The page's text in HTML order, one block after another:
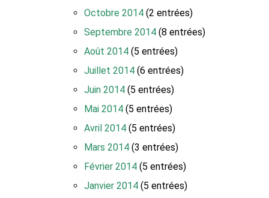
Octobre 2014 (2 entrées)
Septembre 2014 (8 entrées)
Août 2014 (5 entrées)
Juillet 2014 (6 entrées)
Juin 2014 (5 entrées)
Mai 2014 (5 entrées)
Avril 2014 (5 entrées)
Mars 2014 (3 entrées)
Février 2014 (5 entrées)
Janvier 2014 (5 entrées)